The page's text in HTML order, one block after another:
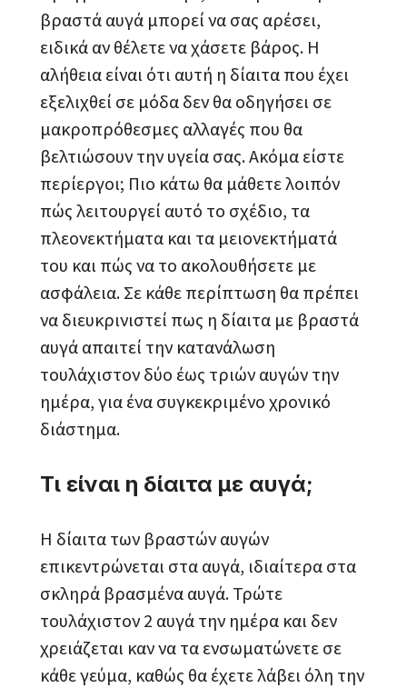
βραστά αυγά μπορεί να σας αρέσει,
ειδικά αν θέλετε να χάσετε βάρος. Η
αλήθεια είναι ότι αυτή η δίαιτα που έχει
εξελιχθεί σε μόδα δεν θα οδηγήσει σε
μακροπρόθεσμες αλλαγές που θα
βελτιώσουν την υγεία σας. Ακόμα είστε
περίεργοι; Πιο κάτω θα μάθετε λοιπόν
πώς λειτουργεί αυτό το σχέδιο, τα
πλεονεκτήματα και τα μειονεκτήματά
του και πώς να το ακολουθήσετε με
ασφάλεια. Σε κάθε περίπτωση θα πρέπει
να διευκρινιστεί πως η δίαιτα με βραστά
αυγά απαιτεί την κατανάλωση
τουλάχιστον δύο έως τριών αυγών την
ημέρα, για ένα συγκεκριμένο χρονικό
διάστημα.
Τι είναι η δίαιτα με αυγά;
Η δίαιτα των βραστών αυγών
επικεντρώνεται στα αυγά, ιδιαίτερα στα
σκληρά βρασμένα αυγά. Τρώτε
τουλάχιστον 2 αυγά την ημέρα και δεν
χρειάζεται καν να τα ενσωματώνετε σε
κάθε γεύμα, καθώς θα έχετε λάβει όλη την